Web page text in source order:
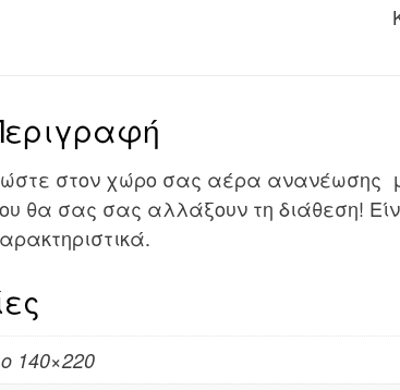
στον χώρο σας αέρα ανανέωσης
θα σας σας αλλάξουν τη διάθεση!
140×220